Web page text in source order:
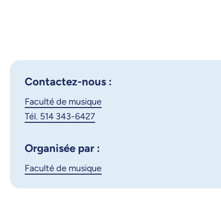
Contactez-nous :
Faculté de musique
Tél. 514 343-6427
Organisée par :
Faculté de musique